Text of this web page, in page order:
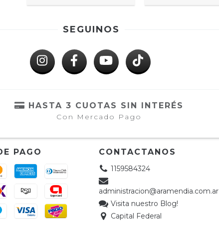
SEGUINOS
HASTA 3 CUOTAS SIN INTERÉS
Con Mercado Pago
PAGO CONTACTANOS
1159584324
administracion@aramendia.com.ar
Visita nuestro Blog!
Capital Federal